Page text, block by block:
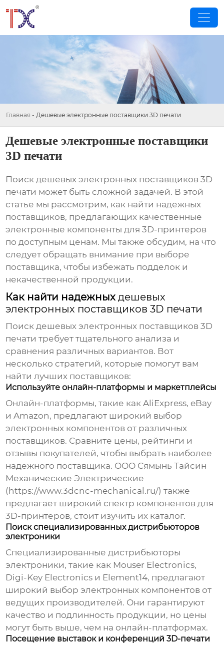
Главная - Дешевые электронные поставщики 3D печати
Дешевые электронные поставщики
3D печати
Поискдешевых электронных поставщиков 3D
печати может быть сложной задачей. В этой
статье мы рассмотрим, как найти надежных
поставщиков, предлагающих качественные
электронные компоненты для 3D-принтеров
по доступным ценам. Мы также обсудим, на что
следует обращать внимание при выборе
поставщика, чтобы избежать подделок и
некачественной продукции.
Как найти надежныхдешевых
электронных поставщиков 3D печати
Поискдешевых электронных поставщиков 3D
печати требует тщательного анализа и
сравнения различных вариантов. Вот
несколько стратегий, которые помогут вам
найти лучших поставщиков:
Используйте онлайн-платформы и маркетплейсы
Онлайн-платформы, такие как AliExpress, eBay
и Amazon, предлагают широкий выбор
электронных компонентов от различных
поставщиков. Сравните цены, рейтинги и
отзывы покупателей, чтобы выбрать наиболее
надежного поставщика. ООО Сямынь Тайсин
Механические Электрические
(https://www.3dcnc-mechanical.ru/) также
предлагает широкий спектр компонентов для
3D-принтеров, стоит изучить их каталог.
Поиск специализированных дистрибьюторов
электроники
Специализированные дистрибьюторы
электроники, такие как Mouser Electronics,
Digi-Key Electronics и Element14, предлагают
широкий выбор электронных компонентов от
ведущих производителей. Они гарантируют
качество и подлинность продукции, но цены
могут быть выше, чем на онлайн-платформах.
Посещение выставок и конференций 3D-печати